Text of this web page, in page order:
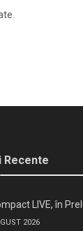
Recente
LIVE, în
2026